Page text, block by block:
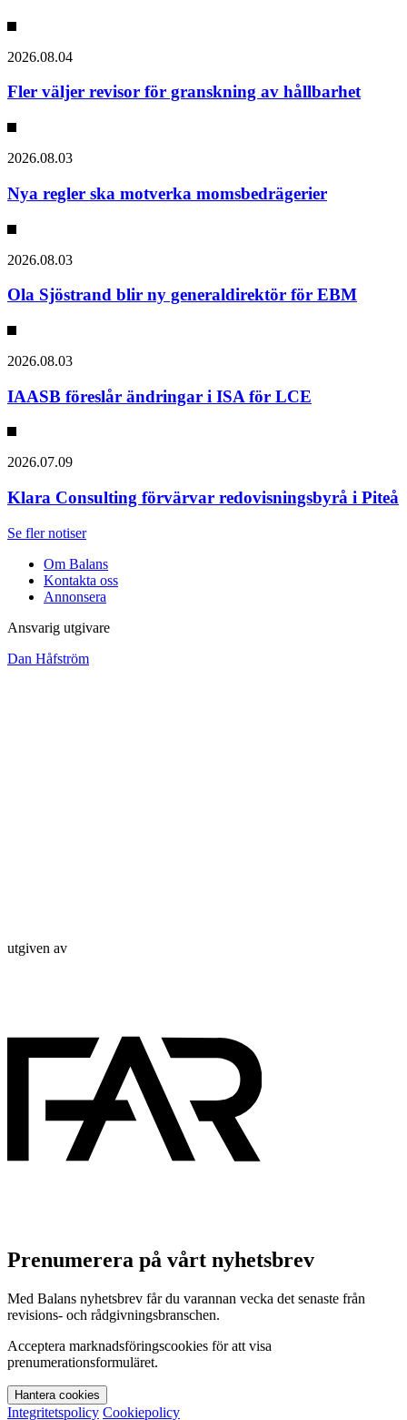
2026.08.04
Fler väljer revisor för granskning av hållbarhet
2026.08.03
Nya regler ska motverka momsbedrägerier
2026.08.03
Ola Sjöstrand blir ny generaldirektör för EBM
2026.08.03
IAASB föreslår ändringar i ISA för LCE
2026.07.09
Klara Consulting förvärvar redovisningsbyrå i Piteå
Se fler notiser
Om Balans
Kontakta oss
Annonsera
Ansvarig utgivare
Dan Håfström
utgiven av
Prenumerera på vårt nyhetsbrev
Med Balans nyhetsbrev får du varannan vecka det senaste från
revisions- och rådgivningsbranschen.
Acceptera marknadsföringscookies för att visa
prenumerationsformuläret.
Hantera cookies
Integritetspolicy Cookiepolicy